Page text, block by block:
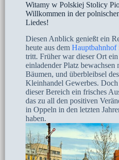
Witamy w Polskiej Stolicy
Willkommen in der
Liedes!
Diesen Anblick genießt ein
heute aus dem Hauptbahnhof
tritt. Früher war dieser Ort
einladender Platz bewachsen
Bäumen, und überbleibsel
Kleinhandel Gewerbes.
dieser Bereich ein frisches
das zu all den positiven
in Oppeln in den letzten
haben.